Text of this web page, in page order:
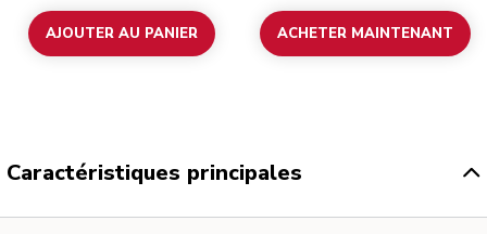
AJOUTER AU PANIER ACHETER MAINTENANT
Caractéristiques principales